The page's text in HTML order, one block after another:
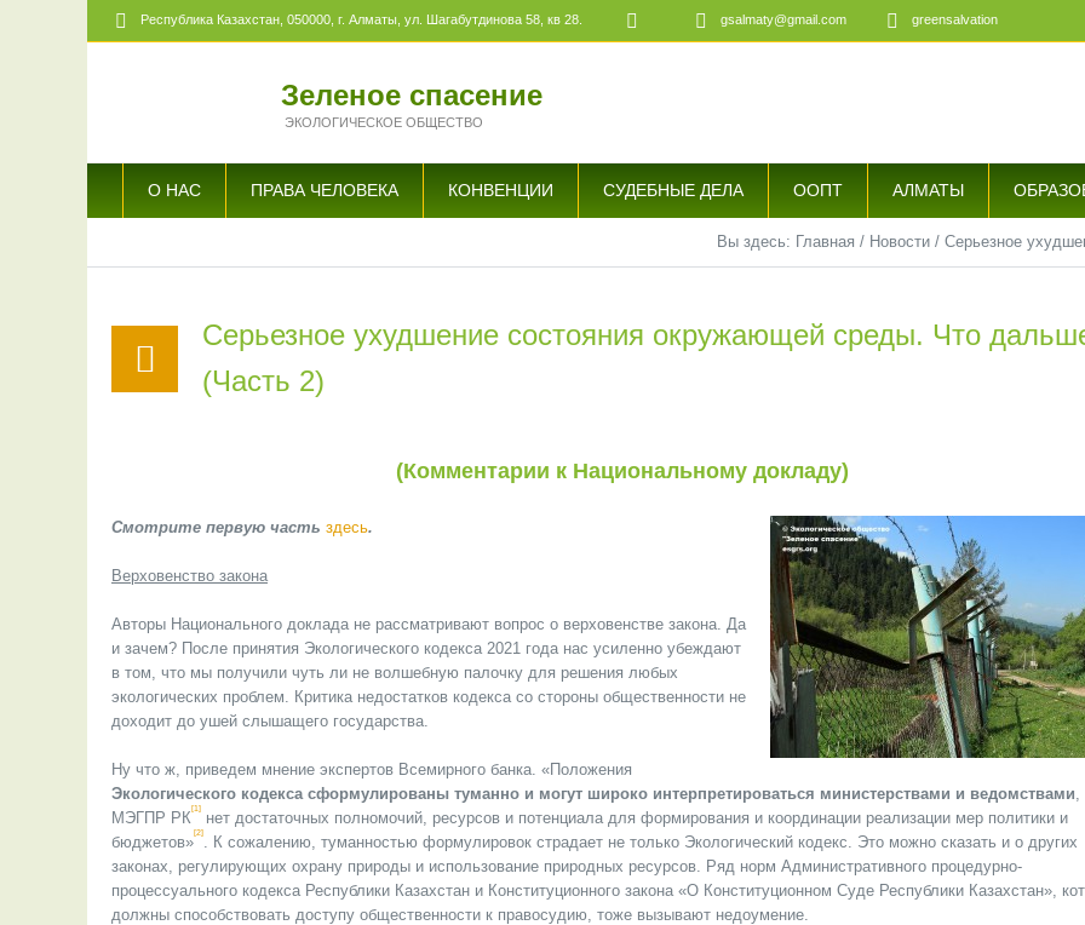
Республика Казахстан, 050000, г. Алматы, ул. Шагабутдинова 58, кв 28. gsalmaty@gmail.com greensalvation
Зеленое спасение
ЭКОЛОГИЧЕСКОЕ ОБЩЕСТВО
О НАС ПРАВА ЧЕЛОВЕКА КОНВЕНЦИИ СУДЕБНЫЕ ДЕЛА ООПТ АЛМАТЫ
Вы здесь: Главная / Новости / Серьезное
Серьезное ухудшение состояния окружающей среды. Что
(Часть 2)
(Комментарии к Национальному докладу)
Смотрите первую часть здесь.
Верховенство закона
Авторы Национального доклада не рассматривают вопрос о верховенстве закона. Да
и зачем? После принятия Экологического кодекса 2021 года нас усиленно убеждают
в том, что мы получили чуть ли не волшебную палочку для решения любых
экологических проблем. Критика недостатков кодекса со стороны общественности не
доходит до ушей слышащего государства.
Ну что ж, приведем мнение экспертов Всемирного банка. «Положения
Экологического кодекса сформулированы туманно и могут широко интерпретироваться министерствами и ведомствами,
МЭГПР РК
[1]
нет достаточных полномочий, ресурсов и потенциала для формирования и координации реализации мер политики и
бюджетов»
[2]
. К сожалению, туманностью формулировок страдает не только Экологический кодекс. Это можно сказать и о других
законах, регулирующих охрану природы и использование природных ресурсов. Ряд норм Административного процедурно-
процессуального кодекса Республики Казахстан и Конституционного закона «О Конституционном Суде Республики Казахстан»,
должны способствовать доступу общественности к правосудию, тоже вызывают недоумение.